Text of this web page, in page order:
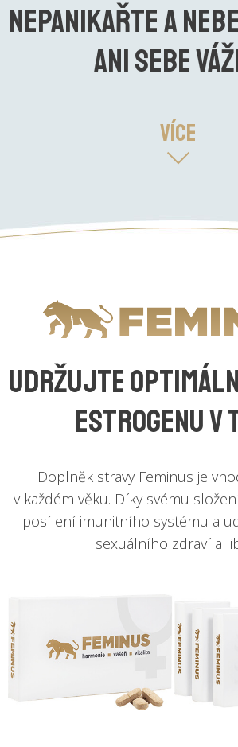
Nepanikařte a
ani sebe
Více
Udržujte
estrogenu v
Doplněk stravy Feminus je
v každém věku. Díky svému
posílení imunitního systému a
sexuálního zdraví a